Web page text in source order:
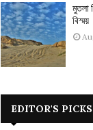
মুতলা
বিস্ময়
EDITOR'S PICKS